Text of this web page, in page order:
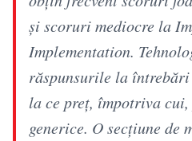
și scoruri mediocre la
Implementation.
răspunsurile la întrebări
la ce preț, împotriva
generice. O secțiune de